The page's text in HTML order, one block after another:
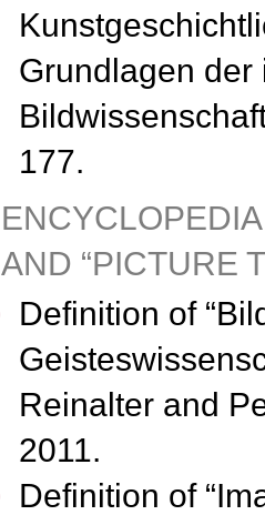
Grundlagen
177.
AND “PICTURE
Definition of
Reinalter and
2011.
Definition of